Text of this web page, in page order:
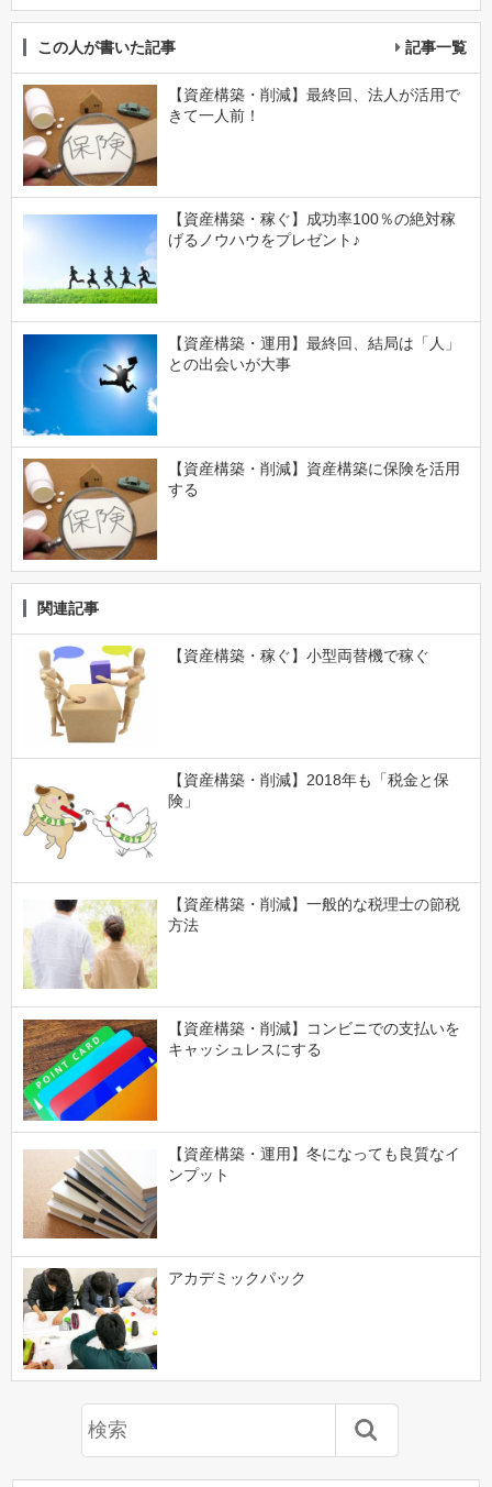
この人が書いた記事 記事一覧
【資産構築・削減】最終回、法人が活用で
きて一人前！
【資産構築・稼ぐ】成功率100％の絶対稼
げるノウハウをプレゼント♪
【資産構築・運用】最終回、結局は「人」
との出会いが大事
【資産構築・削減】資産構築に保険を活用
する
関連記事
【資産構築・稼ぐ】小型両替機で稼ぐ
【資産構築・削減】2018年も「税金と保
険」
【資産構築・削減】一般的な税理士の節税
方法
【資産構築・削減】コンビニでの支払いを
キャッシュレスにする
【資産構築・運用】冬になっても良質なイ
ンプット
アカデミックパック